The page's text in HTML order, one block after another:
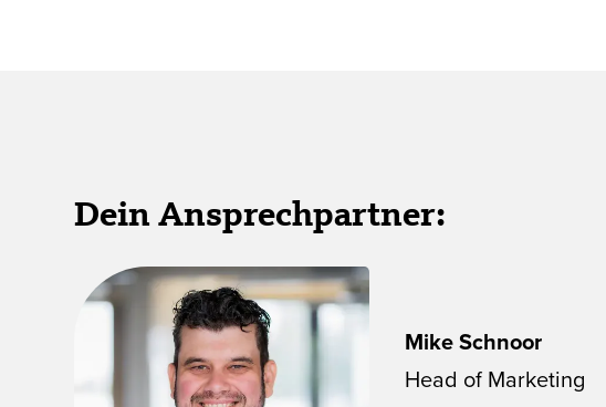
Dein Ansprechpartner:
Mike Schnoor
Head of Marketing